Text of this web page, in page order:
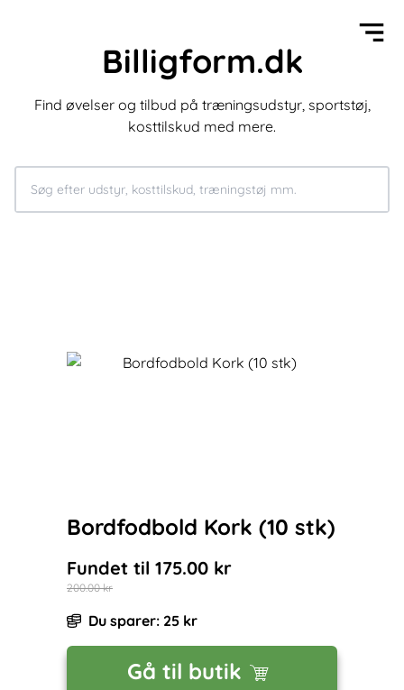
Billigform.dk
Find øvelser og tilbud på træningsudstyr, sportstøj,
kosttilskud med mere.
Bordfodbold Kork (10 stk)
Fundet til 175.00 kr
200.00kr
Du sparer: 25 kr
Gå til butik